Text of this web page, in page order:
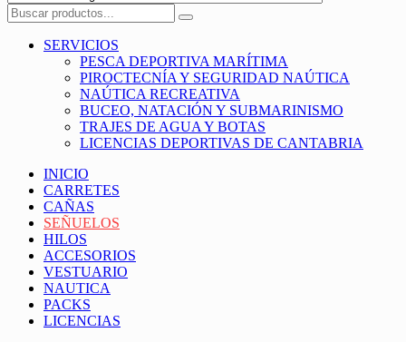
SERVICIOS
PESCA DEPORTIVA MARÍTIMA
PIROCTECNÍA Y SEGURIDAD NAÚTICA
NAÚTICA RECREATIVA
BUCEO, NATACIÓN Y SUBMARINISMO
TRAJES DE AGUA Y BOTAS
LICENCIAS DEPORTIVAS DE CANTABRIA
INICIO
CARRETES
CAÑAS
SEÑUELOS
HILOS
ACCESORIOS
VESTUARIO
NAUTICA
PACKS
LICENCIAS